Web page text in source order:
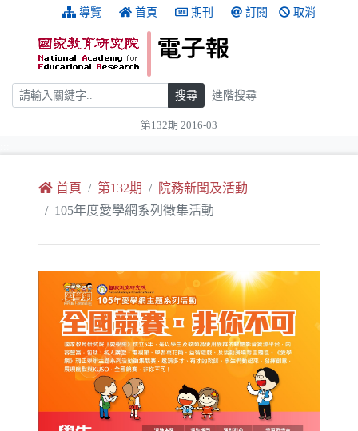
跳到主要內容 導覽 首頁 期刊 訂閱 取消
搜尋 搜尋 進階搜尋
第132期 2016-03
首頁 第132期
院務新聞及活動
105年度愛學網系列徵集活動